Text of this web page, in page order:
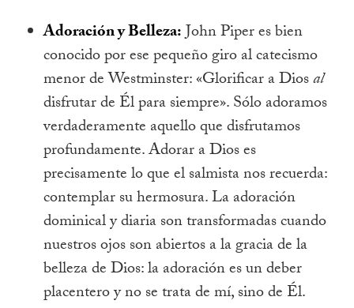
Adoración y Belleza:John Piper es bien
conocido por ese pequeño giro al catecismo
menor de Westminster: «Glorificar a Diosal
disfrutar de Él para siempre». Sólo adoramos
verdaderamente aquello que disfrutamos
profundamente. Adorar a Dios es
precisamente lo que el salmista nos recuerda:
contemplar su hermosura. La adoración
dominical y diaria son transformadas cuando
nuestros ojos son abiertos a la gracia de la
belleza de Dios: la adoración es un deber
placentero y no se trata de mí, sino de Él.